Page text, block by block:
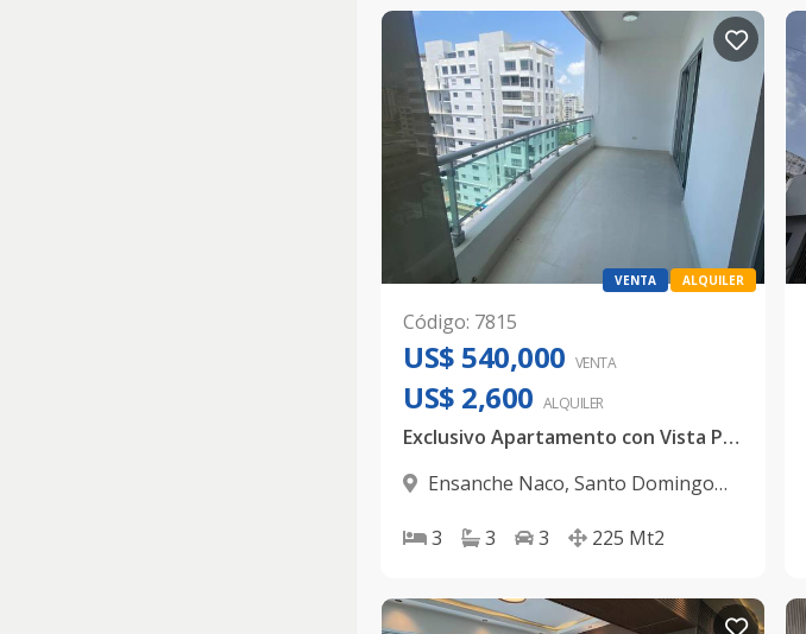
VENTA ALQUILER
Código: 7815
US$ 540,000 VENTA
US$ 2,600 ALQUILER
Exclusivo Apartamento con Vista Panorámica y Amenidades de Lujo en Naco
Ensanche Naco, Santo Domingo
3
3 3 225 Mt2